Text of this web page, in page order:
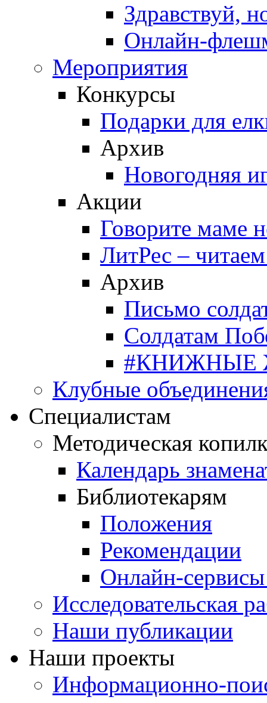
Здравствуй,
Онлайн-
Мероприятия
Конкурсы
Подарки для
Архив
Новогодняя
Акции
Говорите маме
ЛитРес –
Архив
Письмо
Солдатам
#КНИЖНЫЕ
Клубные
Специалистам
Методическая
Календарь
Библиотекарям
Положения
Рекомендации
Онлайн-сервисы
Исследовательская
Наши публикации
Наши проекты
Информационно-